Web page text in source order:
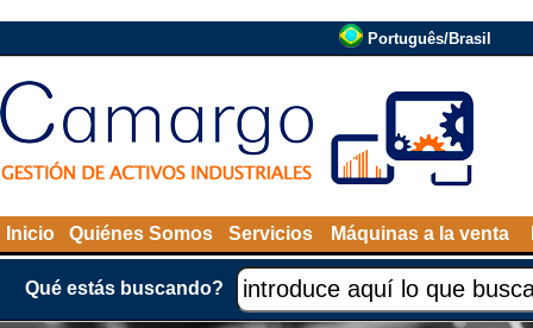
Português/Brasil
Inicio Quiénes Somos Servicios Máquinas a la venta
Qué estás buscando?